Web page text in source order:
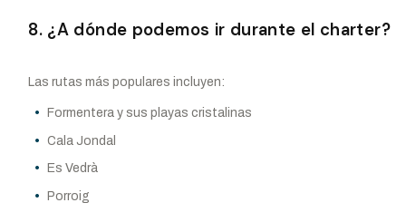
8. ¿A dónde podemos ir durante el charter?
Las rutas más populares incluyen:
Formentera y sus playas cristalinas
Cala Jondal
Es Vedrà
Porroig